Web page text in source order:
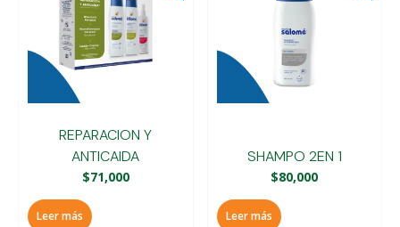
REPARACION Y
ANTICAIDA
$71,000
Leer más
SHAMPO 2EN 1
$80,000
Leer más